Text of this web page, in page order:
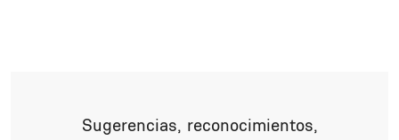
Sugerencias, reconocimientos,